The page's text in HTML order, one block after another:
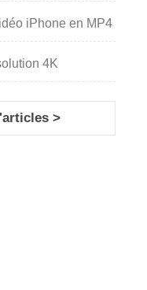
iPhone en MP4
4K
>